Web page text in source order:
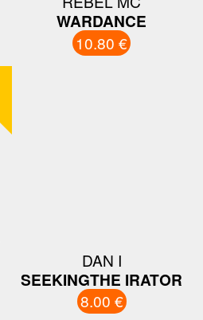
WARDANCE
10.80 €
DAN I
SEEKINGTHE IRATOR
8.00 €